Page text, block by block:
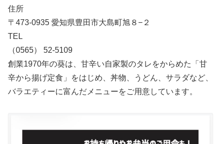
住所
〒473-0935 愛知県豊田市大島町旭８−２
TEL
（0565） 52-5109
創業1970年の葵は、甘辛い自家製のタレをからめた「甘
辛から揚げ定食」をはじめ、丼物、うどん、サラダなど、
バラエティーに富んだメニューをご用意しています。